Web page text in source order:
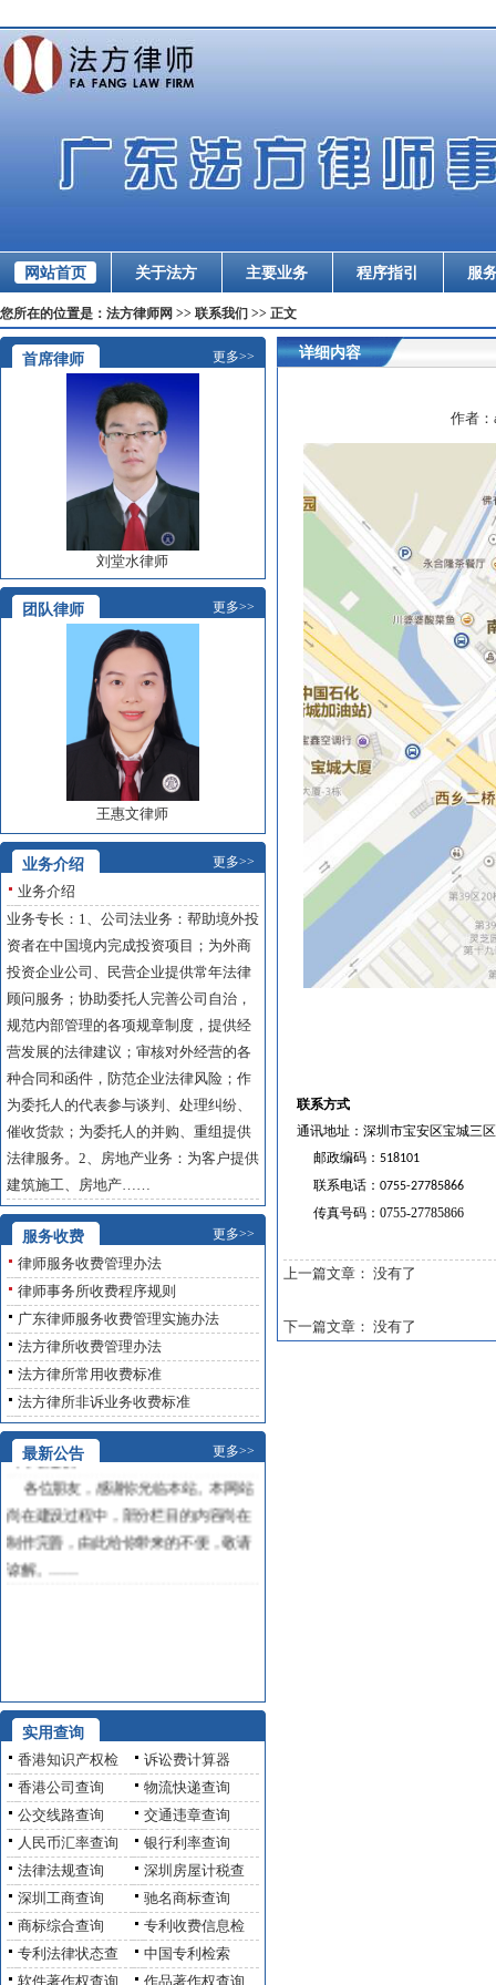
网站首页 关于法方 主要业务 程序指引 服
您所在的位置是：法方律师网 >> 联系我们 >> 正文
首席律师 更多>>
刘堂水律师
团队律师 更多>>
王惠文律师
业务介绍 更多>>
业务介绍
业务专长：1、公司法业务：帮助境外投
资者在中国境内完成投资项目；为外商
投资企业公司、民营企业提供常年法律
顾问服务；协助委托人完善公司自治，
规范内部管理的各项规章制度，提供经
营发展的法律建议；审核对外经营的各
种合同和函件，防范企业法律风险；作
为委托人的代表参与谈判、处理纠纷、
催收货款；为委托人的并购、重组提供
法律服务。2、房地产业务：为客户提供
建筑施工、房地产……
服务收费 更多>>
律师服务收费管理办法
律师事务所收费程序规则
广东律师服务收费管理实施办法
法方律所收费管理办法
法方律所常用收费标准
法方律所非诉业务收费标准
最新公告 更多>>
网站建设
各位朋友，感谢你光临本站。本网站
尚在建设过程中，部分栏目的内容尚在
制作完善，由此给你带来的不便，敬请
谅解。……
实用查询
香港知识产权检
诉讼费计算器
香港公司查询
物流快递查询
公交线路查询
交通违章查询
人民币汇率查询
银行利率查询
法律法规查询
深圳房屋计税查
深圳工商查询
驰名商标查询
商标综合查询
专利收费信息检
专利法律状态查
中国专利检索
软件著作权查询
作品著作权查询
详细内容
作者：
联系方式
通讯地址：深圳市宝安区宝城三
邮政编码： 518101
联系电话： 0755-27785866
传真号码： 0755-27785866
上一篇文章： 没有了
下一篇文章： 没有了